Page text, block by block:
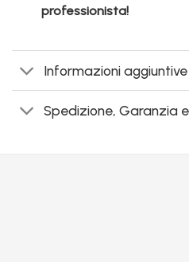
professionista!
Informazioni aggiuntive
Spedizione, Garanzia